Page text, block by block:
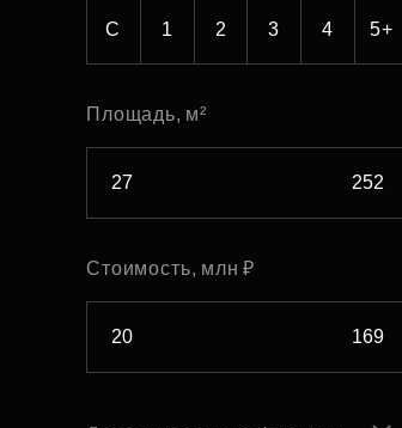
С 1 2 3 4 5+
Площадь, м²
Стоимость, млн ₽